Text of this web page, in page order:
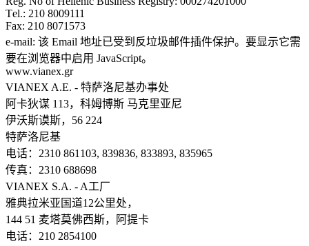
Τel.: 210 8009111
Fax: 210 8071573
e-mail: 该 Email 地址已受到反垃圾邮件插件保护。要显示它需
要在浏览器中启用 JavaScript。
www.vianex.gr
VIANEX A.E. - 特萨洛尼基办事处
阿卡狄谋 113，科姆博斯 马克里亚尼
伊沃斯谟斯，56 224
特萨洛尼基
电话：2310 861103, 839836, 833893, 835965
传真：2310 688698
VIANEX S.A. - A工厂
雅典拉米亚国道12公里处，
144 51 麦塔莫佛西斯，阿提卡
电话：210 2854100